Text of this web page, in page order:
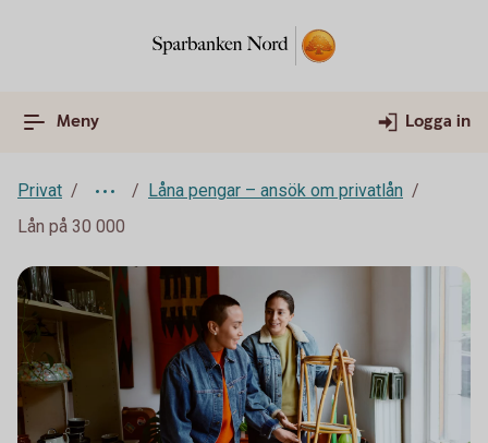
Meny Logga in
Privat
Låna pengar – ansök om privatlån
Lån på 30 000